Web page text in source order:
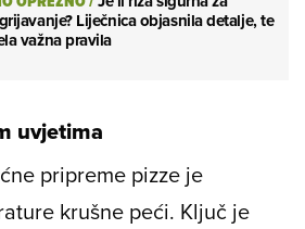
Liječnica objasnila detalje, te
važna pravila
uvjetima
pripreme pizze je
krušne peći. Ključ je